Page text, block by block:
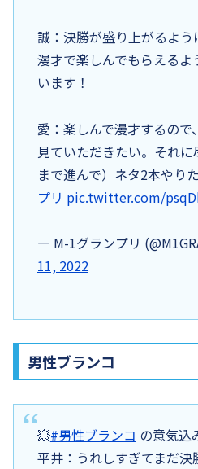
誠：決勝が盛り上がるよ
漫才で楽しんでもらえる
います！
愛：楽しんで漫才するので
見ていただきたい。それ
まで進んで）ネタ2本やり
プリ pic.twitter.com/
— M-1グランプリ
11, 2022
男性ブランコ
💥#男性ブランコ の意気込
平井：うれしすぎてまだ決